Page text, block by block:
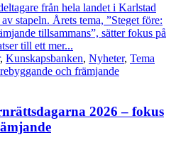
från hela landet i Karlstad
stapeln. Årets tema, ”Steget före:
tillsammans”, sätter fokus på
till ett mer...
, Kunskapsbanken, Nyheter, Tema
och främjande
2026 – fokus